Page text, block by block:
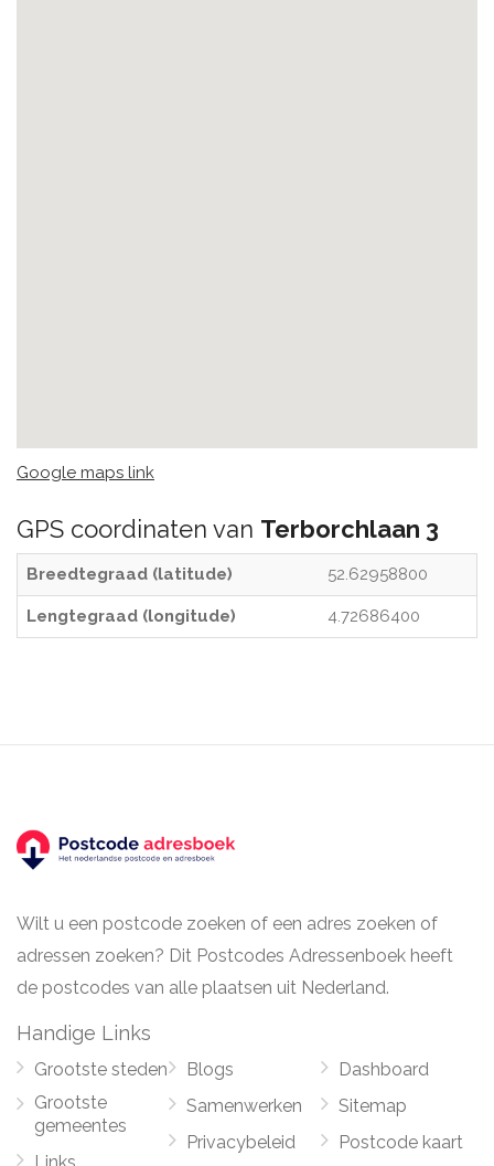
Google maps link
GPS coordinaten van Terborchlaan 3
Breedtegraad (latitude) 52.62958800
Lengtegraad (longitude) 4.72686400
Wilt u een postcode zoeken of een adres zoeken of
adressen zoeken? Dit Postcodes Adressenboek heeft
de postcodes van alle plaatsen uit Nederland.
Handige Links
Grootste steden
Grootste
gemeentes
Blogs
Samenwerken
Privacybeleid
Dashboard
Sitemap
Postcode kaart